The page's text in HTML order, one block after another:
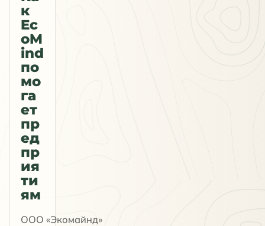
к
Ec
oM
ind
по
мо
га
ет
пр
ед
пр
ия
ти
ям
ООО «Экомайнд»